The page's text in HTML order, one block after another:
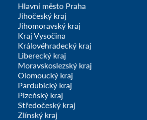
Hlavní město Praha
Jihočeský kraj
Jihomoravský kraj
Kraj Vysočina
Královéhradecký kraj
Liberecký kraj
Moravskoslezský kraj
Olomoucký kraj
Pardubický kraj
Plzeňský kraj
Středočeský kraj
Zlínský kraj